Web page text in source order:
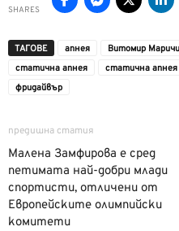
SHARES
ТАГОВЕ апнея Витомир
статична апнея
статична апнея
фридайвър
предишна статия
Малена Замфирова е сред
петимата най-добри млади
спортисти, отличени от
Европейските олимпийски
комитети